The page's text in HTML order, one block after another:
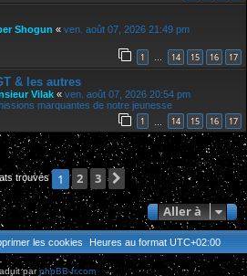
Shogun « ven. août 07, 2026 21:49 pm
1 … 14 15 16 17
& les autres
Vilak « ven. août 07, 2026 20:54 pm
marquantes de notre jeunesse
1 14 15 16 17
trouvés 1 2 3
Suivante
Aller à
Heures au format UTC+02:00
les cookies
parphpBB-fr.com